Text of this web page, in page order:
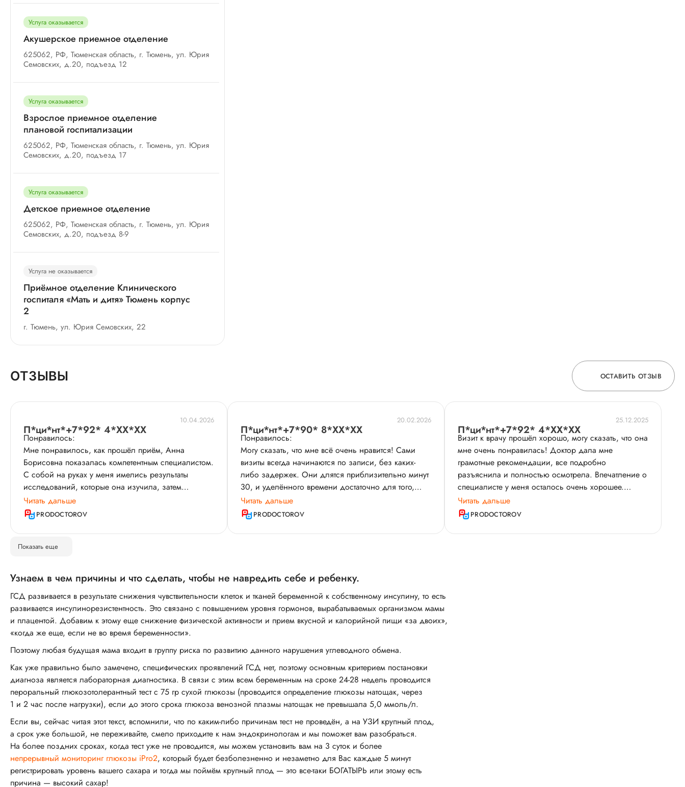
Услуга оказывается
Акушерское приемное отделение
625062, РФ, Тюменская область, г. Тюмень, ул. Юрия
Семовских, д.20, подъезд 12
Услуга оказывается
Взрослое приемное отделение
плановой госпитализации
625062, РФ, Тюменская область, г. Тюмень, ул. Юрия
Семовских, д.20, подъезд 17
Услуга оказывается
Детское приемное отделение
625062, РФ, Тюменская область, г. Тюмень, ул. Юрия
Семовских, д.20, подъезд 8-9
Услуга не оказывается
Приёмное отделение Клинического
госпиталя «Мать и дитя» Тюмень корпус
2
г. Тюмень, ул. Юрия Семовских, 22
ОТЗЫВЫ ОСТАВИТЬ ОТЗЫВ
ОБ УСЛУГЕ
ГОРЯЧАЯ ЛИНИЯ КАЧЕСТВА
10.04.2026
П*ци*нт*+7*92* 4*XX*XX
Понравилось:
Мне понравилось, как прошёл приём, Анна
Борисовна показалась компетентным специалистом.
С собой на руках у меня имелись результаты
исследований, которые она изучила, затем
выполнила осмотр, и я получила все назначения,
которые хотела. Кроме того, доктор
проинформировала по показателям, расшифровала
их и подсказала, что нужно делать дальше. Если у
меня возникали какие-либо вопросы, врач на все
медицинских терминов. Сам визит состоялся по
записи, без задержек, а уделённого времени
оказалось достаточно — мы всё обговорили, и
никто никуда не спешил и меня не выпроваживали.
Я могла бы вернуться к Анне Борисовне на
повторную консультацию, если это потребуется, и
посоветовала бы этого эндокринолога другим
людям при необходимости.
История пациента:
К эндокринологу Нефедовой А.Б. обращалась на
первичную консультацию и узнала об этом
специалисте по рекомендации знакомых.
Читать дальше
PRODOCTOROV
20.02.2026
П*ци*нт*+7*90* 8*XX*XX
Понравилось:
Могу сказать, что мне всё очень нравится! Сами
визиты всегда начинаются по записи, без каких-
либо задержек. Они длятся приблизительно минут
30, и уделённого времени достаточно для того,
чтобы успеть сделать и обсудить необходимое.
Наталья Валерьяновна очень хорошо ведёт приём,
всё подробно объясняет. У меня проблема с
надпочечником, поэтому я сдала определенные
взвесила, провела полный осмотр и предоставила
рекомендации, подсказала, что ещё нужно пройти.
Обычно врач всегда даёт какое-то назначение, а
потом я прихожу с результатами для консультации
и лечения. В определённом случае Наталья
заключении всё расписывает в полном объёме.
Если потребуется, обязательно порекомендовала
бы такого специалиста другим людям! Она очень
пунктуальная и грамотная, объясняет полностью и
никогда не ставит в неловкое положение, что бы ты
ни спросил — ведь не все пациенты имеют
медицинское образование. Наталья Валерьяновна
умудряется писать, что-то печатать и в то же время
отвечать на твои вопросы. В конце она обычно
старается объяснить, как принимать лекарства; если
видит, что пациент не понял, то повторит несколько
Читать дальше
PRODOCTOROV
25.12.2025
П*ци*нт*+7*92* 4*XX*XX
Визит к врачу прошёл хорошо, могу сказать, что она
мне очень понравилась! Доктор дала мне
грамотные рекомендации, все подробно
разъяснила и полностью осмотрела. Впечатление о
специалисте у меня осталось очень хорошее.
Насколько помню, приём начался с небольшой
задержкой, но это было обосновано, потому что,
как я поняла, врач была в стационаре. Для меня
это оказалось не критично. По ощущениям, наша
Читать дальше
PRODOCTOROV
Показать еще
Узнаем в чем причины и что сделать, чтобы не навредить себе и ребенку.
ГСД развивается в результате снижения чувствительности клеток и тканей беременной к собственному инсулину, то есть
развивается инсулинорезистентность. Это связано с повышением уровня гормонов, вырабатываемых организмом мамы
и плацентой. Добавим к этому еще снижение физической активности и прием вкусной и калорийной пищи «за двоих»,
«когда же еще, если не во время беременности».
Поэтому любая будущая мама входит в группу риска по развитию данного нарушения углеводного обмена.
Как уже правильно было замечено, специфических проявлений ГСД нет, поэтому основным критерием постановки
диагноза является лабораторная диагностика. В связи с этим всем беременным на сроке 24-28 недель проводится
пероральный глюкозотолерантный тест с 75 гр сухой глюкозы (проводится определение глюкозы натощак, через
1 и 2 час после нагрузки), если до этого срока глюкоза венозной плазмы натощак не превышала 5,0 ммоль/л.
Если вы, сейчас читая этот текст, вспомнили, что по каким-либо причинам тест не проведён, а на УЗИ крупный плод,
а срок уже большой, не переживайте, смело приходите к нам эндокринологам и мы поможет вам разобраться.
На более поздних сроках, когда тест уже не проводится, мы можем установить вам на 3 суток и более
непрерывный мониторинг глюкозы iPro2, который будет безболезненно и незаметно для Вас каждые 5 минут
регистрировать уровень вашего сахара и тогда мы поймём крупный плод — это все-таки БОГАТЫРЬ или этому есть
причина — высокий сахар!